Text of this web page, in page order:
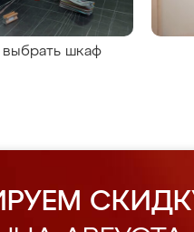
шкаф